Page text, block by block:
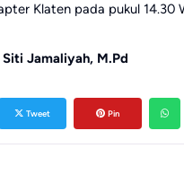
Klaten pada pukul 14.30
Jamaliyah, M.Pd
Tweet Pin